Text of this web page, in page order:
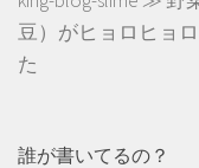
豆）がヒョロヒョ
た
誰が書いてるの？